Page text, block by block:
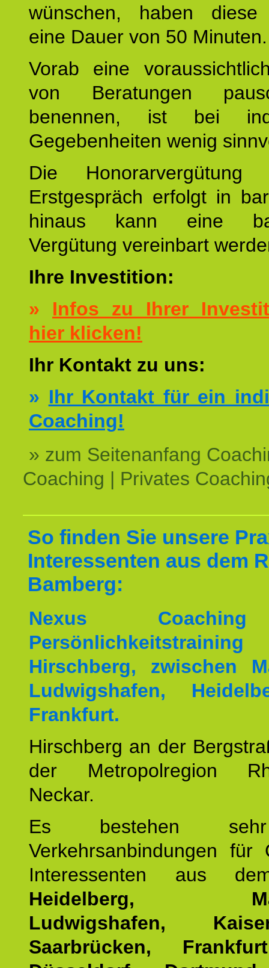
wünschen, haben diese
eine Dauer von 50 Minuten.
Vorab eine
von Beratungen
benennen, ist bei
Gegebenheiten wenig
Die
Erstgespräch erfolgt in
hinaus kann eine
Vergütung vereinbart
Ihre Investition:
» Infos zu Ihrer
hier klicken!
Ihr Kontakt zu uns:
» Ihr Kontakt für ein
Coaching!
» zum Seitenanfang
Coaching | Privates
So finden Sie unsere
Interessenten aus dem
Bamberg:
Nexus
Hirschberg, zwischen
Ludwigshafen,
Frankfurt.
Hirschberg an der
der Metropolregion
Neckar.
Es bestehen
Verkehrsanbindungen für
Interessenten aus
Heidelberg,
Ludwigshafen,
Saarbrücken,